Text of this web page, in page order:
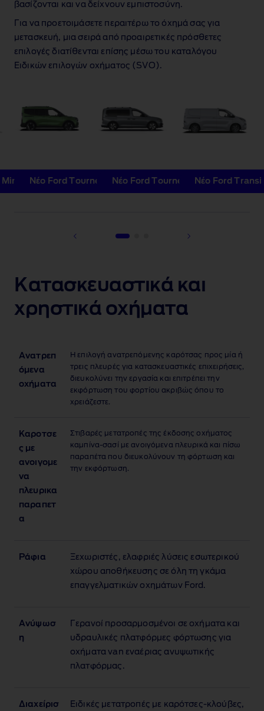
βασίζονται και να δείχνουν εμπιστοσύνη.
Για να προετοιμάσετε περαιτέρω το όχημά σας για
μετασκευή, μια σειρά από προαιρετικές πρόσθετες
επιλογές διατίθενται επίσης μέσω του καταλόγου
Ειδικών επιλογών οχήματος (SVO).
Νέο Ford Tourneo CourierΝέο Ford Tourneo Connect
Νέο Ford
Κατασκευαστικά και
χρηστικά οχήματα
Ανατρεπ
όμενα
οχήματα
Η επιλογή ανατρεπόμενης καρότσας προς μία ή
τρεις πλευρές για κατασκευαστικές επιχειρήσεις,
διευκολύνει την εργασία και επιτρέπει την
εκφόρτωση του φορτίου ακριβώς όπου το
χρειάζεστε.
Καροτσε
ς με
ανοιγομε
να
πλευρικα
παραπετ
α
Στιβαρές μετατροπές της έκδοσης οχήματος
καμπίνα‑σασί με ανοιγόμενα πλευρικά και πίσω
παραπέτα που διευκολύνουν τη φόρτωση και
την εκφόρτωση.
Ράφια
Ξεχωριστές, ελαφριές λύσεις εσωτερικού
χώρου αποθήκευσης σε όλη τη γκάμα
επαγγελματικών οχημάτων Ford.
Ανύψωσ
η
Γερανοί προσαρμοσμένοι σε οχήματα και
υδραυλικές πλατφόρμες φόρτωσης για
οχήματα van εναέριας ανυψωτικής
πλατφόρμας.
Διαχείρισ
Ειδικές μετατροπές με καρότσες‑κλούβες,